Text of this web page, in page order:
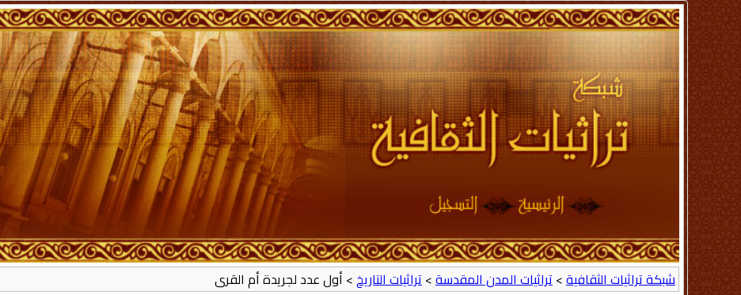
شبكة تراثيات الثقافية>تراثيات المدن المقدسة>تراثيات التاريخ> أول عدد لجريدة أم القرى